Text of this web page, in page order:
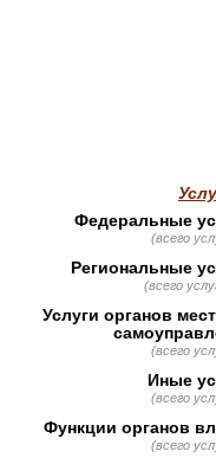
Федеральные
(всего
Региональные
(всего
Услуги органов
(всего
Иные
(всего
Функции органов
(всего